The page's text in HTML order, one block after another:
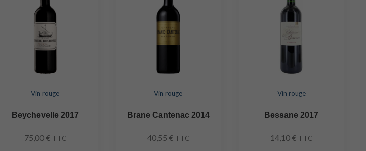
Vin rouge
Beychevelle 2017
75,00 € TTC
Vin rouge
Brane Cantenac 2014
40,55 € TTC
Vin rouge
Bessane 2017
14,10 € TTC